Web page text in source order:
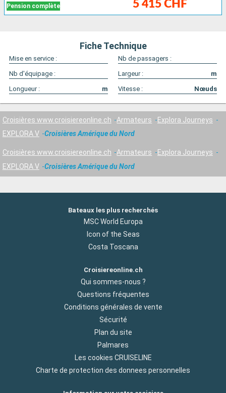
Pension complète 5 415 CHF
Fiche Technique
Mise en service :
Nb de passagers :
Nb d'équipage :
Largeur :
m
Longueur :
m Vitesse : Nœuds
Croisières www.croisiereonline.ch Armateurs
Explora Journeys
EXPLORA V
Croisières Amérique du Nord
Croisières www.croisiereonline.ch Armateurs
Explora Journeys
EXPLORA V
Croisières Amérique du Nord
Bateaux les plus recherchés
MSC World Europa
Icon of the Seas
Costa Toscana
Croisiereonline.ch
Qui sommes-nous ?
Questions fréquentes
Conditions générales de vente
Sécurité
Plan du site
Palmares
Les cookies CRUISELINE
Charte de protection des donnees personnelles